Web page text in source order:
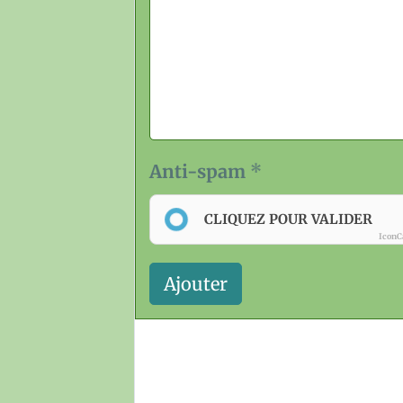
Anti-spam
CLIQUEZ POUR VALIDER
Ajouter